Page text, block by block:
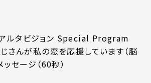
ルタビジョン Special Program
さんが私の恋を応援しています（脳
ッセージ（60秒）